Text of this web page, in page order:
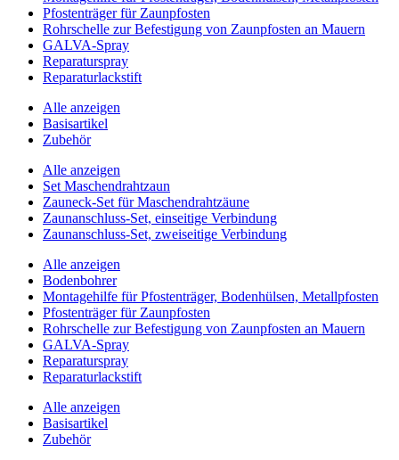
Pfostenträger für Zaunpfosten
Rohrschelle zur Befestigung von Zaunpfosten an Mauern
GALVA-Spray
Reparaturspray
Reparaturlackstift
Alle anzeigen
Basisartikel
Zubehör
Alle anzeigen
Set Maschendrahtzaun
Zauneck-Set für Maschendrahtzäune
Zaunanschluss-Set, einseitige Verbindung
Zaunanschluss-Set, zweiseitige Verbindung
Alle anzeigen
Bodenbohrer
Montagehilfe für Pfostenträger, Bodenhülsen, Metallpfosten
Pfostenträger für Zaunpfosten
Rohrschelle zur Befestigung von Zaunpfosten an Mauern
GALVA-Spray
Reparaturspray
Reparaturlackstift
Alle anzeigen
Basisartikel
Zubehör